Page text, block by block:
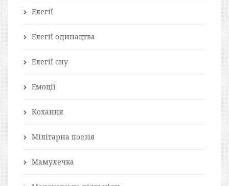
Елегії
Елегії одинацтва
Елегії сну
Емоції
Кохання
Мілітарна поезія
Мамулечка